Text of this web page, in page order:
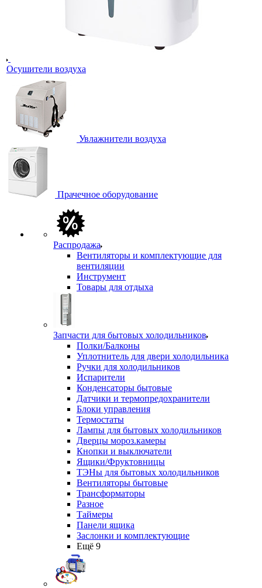
Осушители воздуха
Увлажнители воздуха
Прачечное оборудование
Распродажа
Вентиляторы и комплектующие для
вентиляции
Инструмент
Товары для отдыха
Запчасти для бытовых холодильников
Полки/Балконы
Уплотнитель для двери холодильника
Ручки для холодильников
Испарители
Конденсаторы бытовые
Датчики и термопредохранители
Блоки управления
Термостаты
Лампы для бытовых холодильников
Дверцы мороз.камеры
Кнопки и выключатели
Ящики/Фруктовницы
ТЭНы для бытовых холодильников
Вентиляторы бытовые
Трансформаторы
Разное
Таймеры
Панели ящика
Заслонки и комплектующие
Ещё 9